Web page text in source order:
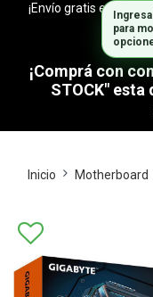
¡Envío gratis en
¡Comprá con
STOCK"
Inicio Motherboard
para